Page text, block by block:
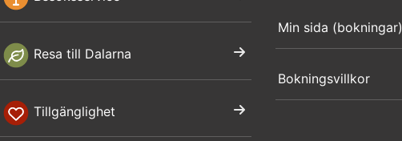
Resa till Dalarna
Tillgänglighet
Min sida (bokningar)
Bokningsvillkor